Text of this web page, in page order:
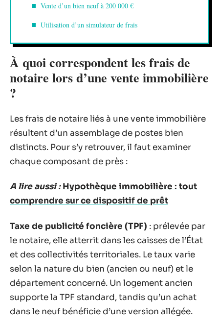
Vente d’un bien neuf à 200 000 €
Utilisation d’un simulateur de frais
À quoi correspondent les frais de
notaire lors d’une vente immobilière
?
Les frais de notaire liés à une vente immobilière
résultent d’un assemblage de postes bien
distincts. Pour s’y retrouver, il faut examiner
chaque composant de près :
A lire aussi : Hypothèque immobilière : tout
comprendre sur ce dispositif de prêt
Taxe de publicité foncière (TPF) : prélevée par
le notaire, elle atterrit dans les caisses de l’État
et des collectivités territoriales. Le taux varie
selon la nature du bien (ancien ou neuf) et le
département concerné. Un logement ancien
supporte la TPF standard, tandis qu’un achat
dans le neuf bénéficie d’une version allégée.